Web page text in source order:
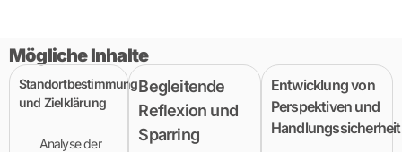
Mögliche Inhalte
Standortbestimmung
und Zielklärung
Analyse der
Begleitende
Reflexion und
Sparring
Entwicklung von
Perspektiven und
Handlungssicherheit